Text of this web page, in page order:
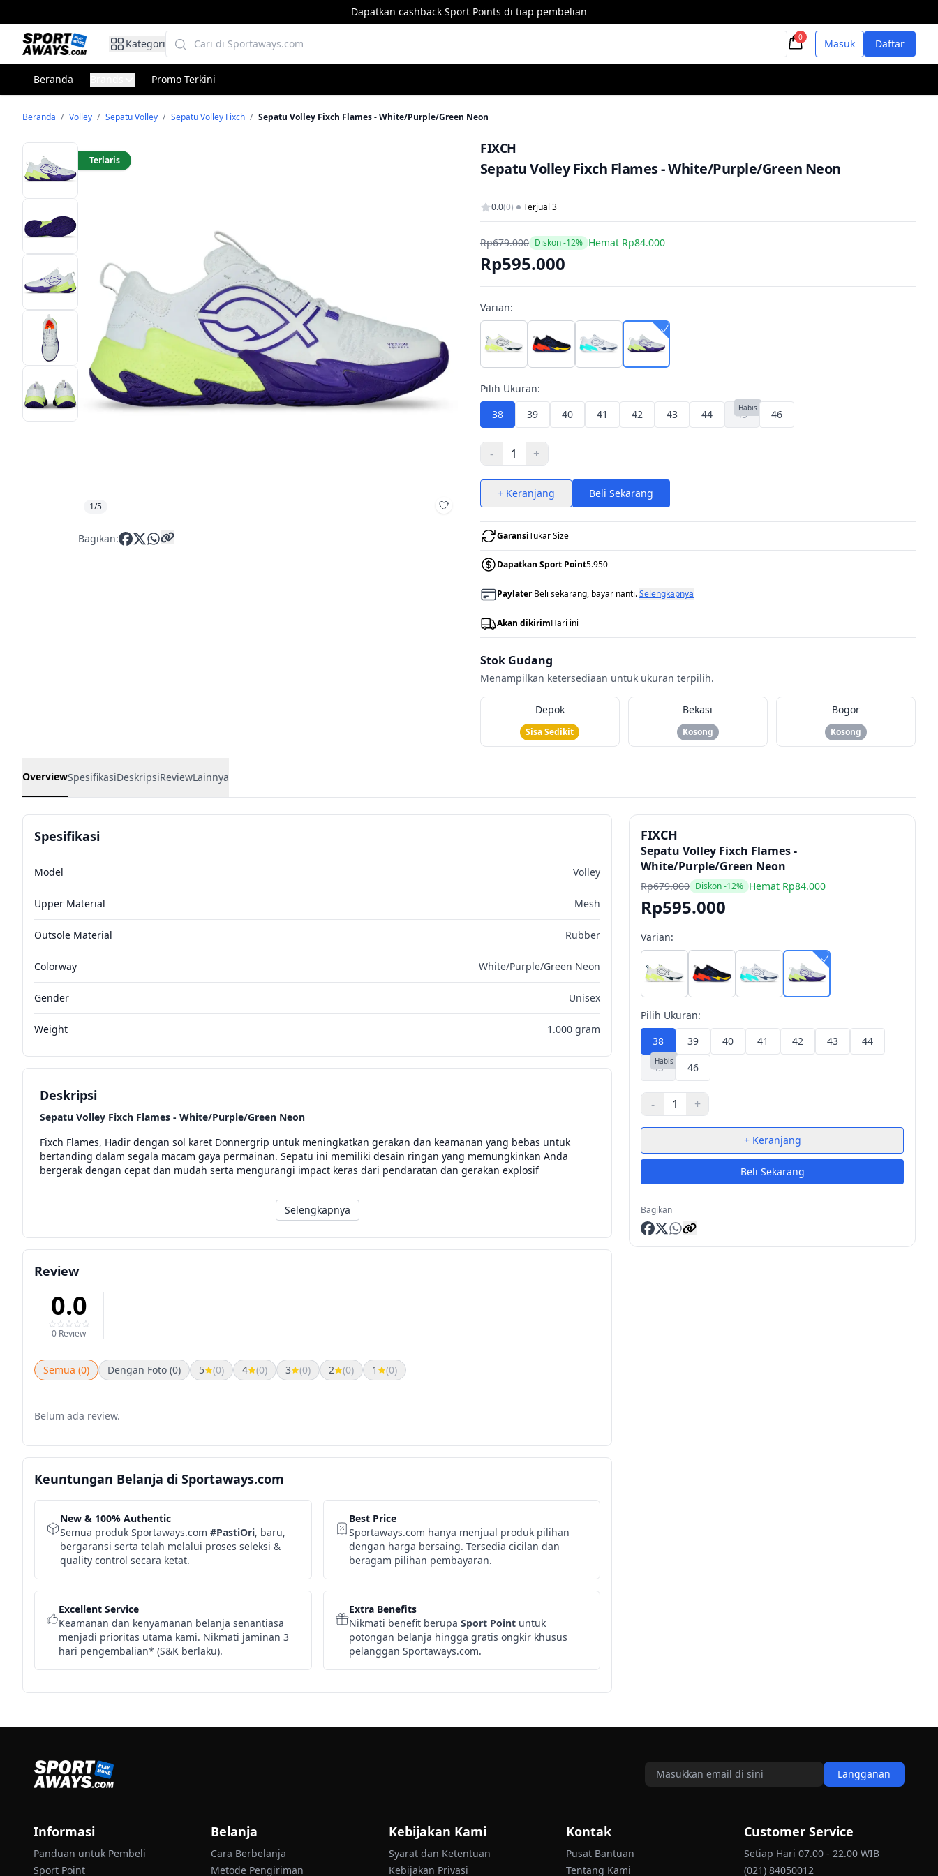
Dapatkan cashback Sport Points di tiap pembelian
Kategori 0 Masuk Daftar
Beranda Promo Terkini
Beranda / Volley / Sepatu Volley / Sepatu Volley Fixch / Sepatu Volley Fixch Flames - White/Purple/Green Neon
Terlaris
Tambah ke wishlist
1/5
Bagikan:
FIXCH
Sepatu Volley Fixch Flames - White/Purple/Green Neon
0.0(0) Terjual 3
Rp679.000 Diskon -12% Hemat Rp84.000
Rp595.000
Varian:
Pilih Ukuran:
38
39 40 41 42 43 44 45
Habis 46
- 1 +
+ Keranjang Beli Sekarang
GaransiTukar Size
Dapatkan Sport Point5.950
PaylaterBeli sekarang, bayar nanti.Selengkapnya
Akan dikirimHari ini
Stok Gudang
Menampilkan ketersediaan untuk ukuran terpilih.
Depok
Sisa Sedikit
Bekasi
Kosong
Bogor
Kosong
OverviewSpesifikasiDeskripsiReviewLainnya
Spesifikasi
Model Volley
Upper Material Mesh
Outsole Material Rubber
Colorway White/Purple/Green Neon
Gender Unisex
Weight 1.000 gram
Deskripsi
Sepatu Volley Fixch Flames - White/Purple/Green Neon
Fixch Flames, Hadir dengan sol karet Donnergrip untuk meningkatkan gerakan dan keamanan yang bebas untuk
bertanding dalam segala macam gaya permainan. Sepatu ini memiliki desain ringan yang memungkinkan Anda
bergerak dengan cepat dan mudah serta mengurangi impact keras dari pendaratan dan gerakan explosif
Selengkapnya
Review
0.0
0 Review
Semua (0) Dengan Foto (0) 5 (0) 4 (0) 3 (0) 2 (0) 1 (0)
Belum ada review.
Keuntungan Belanja di Sportaways.com
New & 100% Authentic
Semua produk Sportaways.com #PastiOri, baru,
bergaransi serta telah melalui proses seleksi &
quality control secara ketat.
Best Price
Sportaways.com hanya menjual produk pilihan
dengan harga bersaing. Tersedia cicilan dan
beragam pilihan pembayaran.
Excellent Service
Keamanan dan kenyamanan belanja senantiasa
menjadi prioritas utama kami. Nikmati jaminan 3
hari pengembalian* (S&K berlaku).
Extra Benefits
Nikmati benefit berupaSport Point untuk
potongan belanja hingga gratis ongkir khusus
pelanggan Sportaways.com.
FIXCH
Sepatu Volley Fixch Flames -
White/Purple/Green Neon
Rp679.000 Diskon -12% Hemat Rp84.000
Rp595.000
Varian:
Pilih Ukuran:
38
39 40 41 42 43
44
45
Habis 46
- 1 +
+ Keranjang
Beli Sekarang
Bagikan
Langganan
Informasi
Panduan untuk Pembeli
Sport Point
Belanja
Cara Berbelanja
Metode Pengiriman
Kebijakan Kami
Syarat dan Ketentuan
Kebijakan Privasi
Kontak
Pusat Bantuan
Tentang Kami
Customer Service
Setiap Hari 07.00 - 22.00 WIB
(021) 84050012